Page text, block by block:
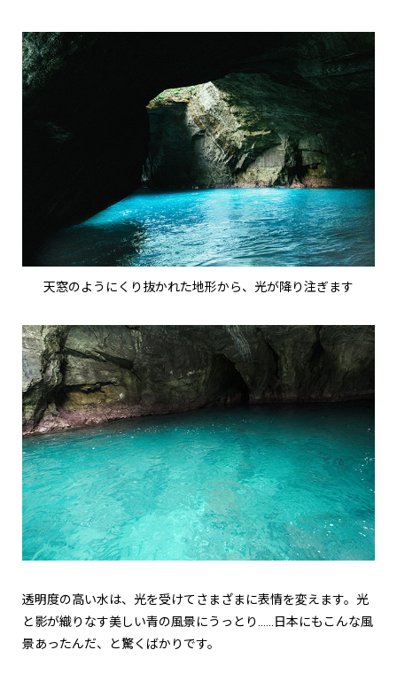
天窓のようにくり抜かれた地形から、光が降り注ぎます
透明度の高い水は、光を受けてさまざまに表情を変えます。光
と影が織りなす美しい青の風景にうっとり……日本にもこんな風
景あったんだ、と驚くばかりです。